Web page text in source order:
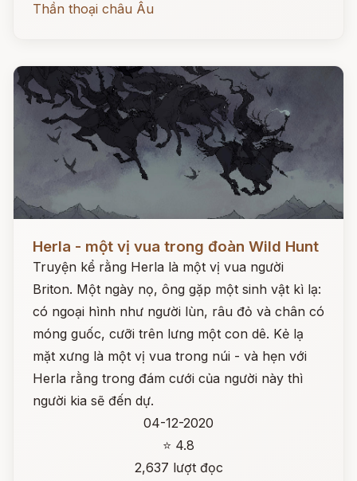
Thần thoại châu Âu
Herla - một vị vua trong đoàn Wild Hunt
Truyện kể rằng Herla là một vị vua người
Briton. Một ngày nọ, ông gặp một sinh vật kì lạ:
có ngoại hình như người lùn, râu đỏ và chân có
móng guốc, cưỡi trên lưng một con dê. Kẻ lạ
mặt xưng là một vị vua trong núi - và hẹn với
Herla rằng trong đám cưới của người này thì
người kia sẽ đến dự.
04-12-2020
⭐ 4.8
2,637 lượt đọc